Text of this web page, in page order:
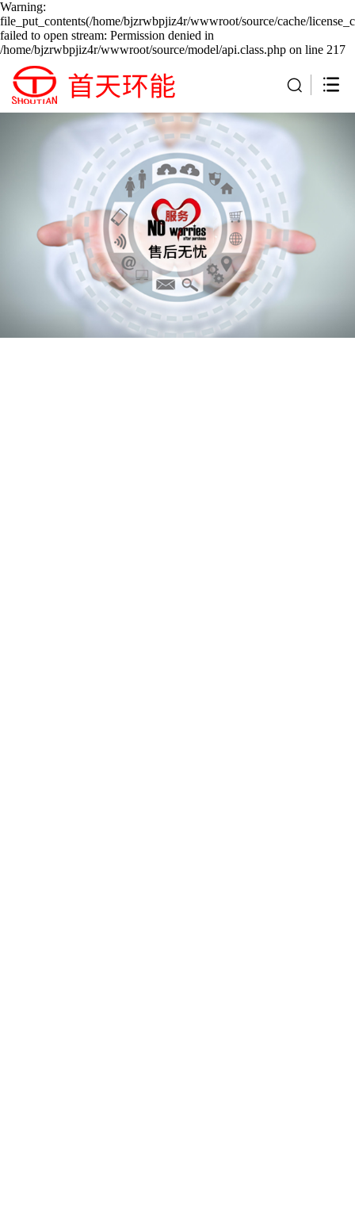
Warning:
file_put_contents(/home/bjzrwbpjiz4r/wwwroot/source/cache/
failed to open stream: Permission denied in
/home/bjzrwbpjiz4r/wwwroot/source/model/api.class.php on line 217